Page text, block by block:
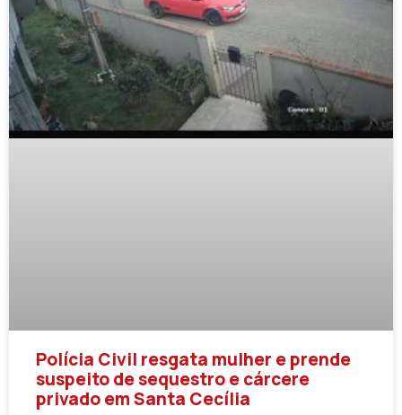
Polícia Civil resgata mulher e prende
suspeito de sequestro e cárcere
privado em Santa Cecília